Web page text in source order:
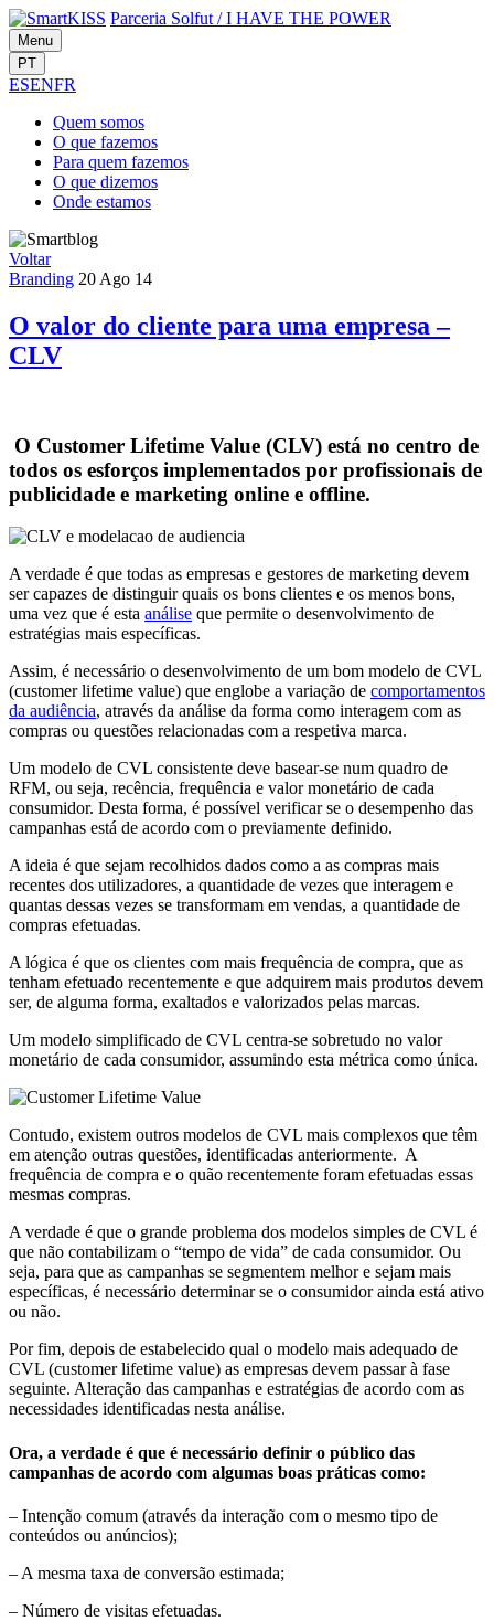
Parceria Solfut /I HAVE THE POWER
Menu
PT
ESENFR
Quem somos
O que fazemos
Para quem fazemos
O que dizemos
Onde estamos
Voltar
Branding 20 Ago 14
O valor do cliente para uma empresa –
CLV
O Customer Lifetime Value (CLV) está no centro de
todos os esforços implementados por profissionais de
publicidade e marketing online e offline.
A verdade é que todas as empresas e gestores de marketing devem
ser capazes de distinguir quais os bons clientes e os menos bons,
uma vez que é esta análise que permite o desenvolvimento de
estratégias mais específicas.
Assim, é necessário o desenvolvimento de um bom modelo de CVL
(customer lifetime value) que englobe a variação de comportamentos
da audiência, através da análise da forma como interagem com as
compras ou questões relacionadas com a respetiva marca.
Um modelo de CVL consistente deve basear-se num quadro de
RFM, ou seja, recência, frequência e valor monetário de cada
consumidor. Desta forma, é possível verificar se o desempenho das
campanhas está de acordo com o previamente definido.
A ideia é que sejam recolhidos dados como a as compras mais
recentes dos utilizadores, a quantidade de vezes que interagem e
quantas dessas vezes se transformam em vendas, a quantidade de
compras efetuadas.
A lógica é que os clientes com mais frequência de compra, que as
tenham efetuado recentemente e que adquirem mais produtos devem
ser, de alguma forma, exaltados e valorizados pelas marcas.
Um modelo simplificado de CVL centra-se sobretudo no valor
monetário de cada consumidor, assumindo esta métrica como única.
Contudo, existem outros modelos de CVL mais complexos que têm
em atenção outras questões, identificadas anteriormente. A
frequência de compra e o quão recentemente foram efetuadas essas
mesmas compras.
A verdade é que o grande problema dos modelos simples de CVL é
que não contabilizam o “tempo de vida” de cada consumidor. Ou
seja, para que as campanhas se segmentem melhor e sejam mais
específicas, é necessário determinar se o consumidor ainda está ativo
ou não.
Por fim, depois de estabelecido qual o modelo mais adequado de
CVL (customer lifetime value) as empresas devem passar à fase
seguinte. Alteração das campanhas e estratégias de acordo com as
necessidades identificadas nesta análise.
Ora, a verdade é que é necessário definir o público das
campanhas de acordo com algumas boas práticas como:
– Intenção comum (através da interação com o mesmo tipo de
conteúdos ou anúncios);
– A mesma taxa de conversão estimada;
– Número de visitas efetuadas.